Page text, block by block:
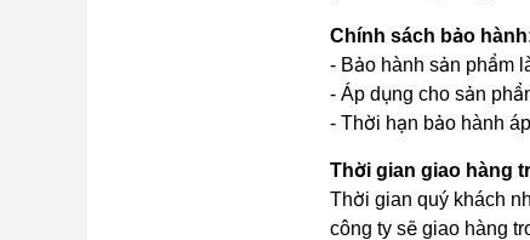
Chính sách bảo
- Bảo hành sản phẩm
- Áp dụng cho sản
- Thời hạn bảo hành
Thời gian giao hàng
Thời gian quý khách
công ty sẽ giao hàng